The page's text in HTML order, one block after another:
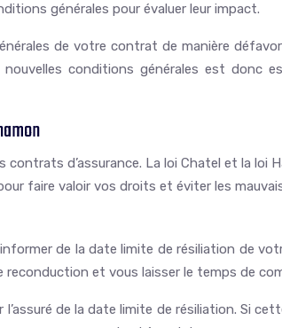
générales pour évaluer leur impact.
de votre contrat de manière
nouvelles conditions générales est
contrats d’assurance. La loi Chatel et la
faire valoir vos droits et éviter les
de la date limite de résiliation de
et vous laisser le temps de
l’assuré de la date limite de résiliation.